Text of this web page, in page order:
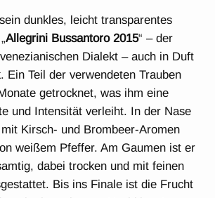
dunkles, leicht transparentes
Allegrini Bussantoro 2015“ – der
Dialekt – auch in Duft
Ein Teil der verwendeten Trauben
getrocknet, was ihm eine
und Intensität verleiht. In der Nase
Kirsch- und Brombeer-Aromen
weißem Pfeffer. Am Gaumen ist er
dabei trocken und mit feinen
Bis ins Finale ist die Frucht